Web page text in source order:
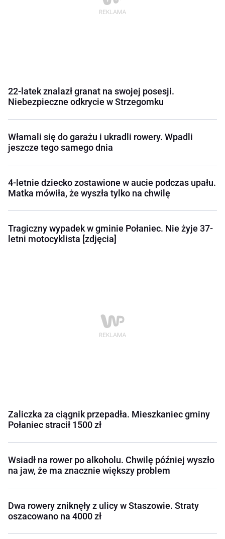
22-latek znalazł granat na swojej posesji.
Niebezpieczne odkrycie w Strzegomku
Włamali się do garażu i ukradli rowery. Wpadli
jeszcze tego samego dnia
4-letnie dziecko zostawione w aucie podczas upału.
Matka mówiła, że wyszła tylko na chwilę
Tragiczny wypadek w gminie Połaniec. Nie żyje 37-
letni motocyklista [zdjęcia]
Zaliczka za ciągnik przepadła. Mieszkaniec gminy
Połaniec stracił 1500 zł
Wsiadł na rower po alkoholu. Chwilę później wyszło
na jaw, że ma znacznie większy problem
Dwa rowery zniknęły z ulicy w Staszowie. Straty
oszacowano na 4000 zł